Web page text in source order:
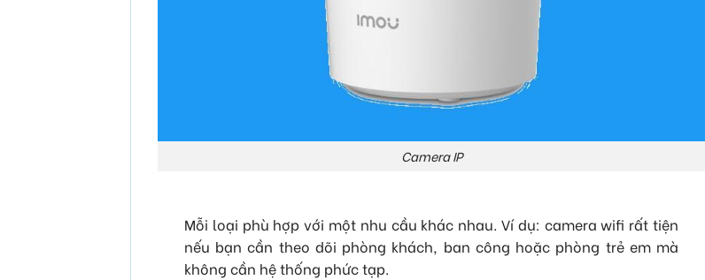
Camera IP
Mỗi loại phù hợp với một nhu cầu khác nhau. Ví dụ: camera wifi rất tiện
nếu bạn cần theo dõi phòng khách, ban công hoặc phòng trẻ em mà
không cần hệ thống phức tạp.